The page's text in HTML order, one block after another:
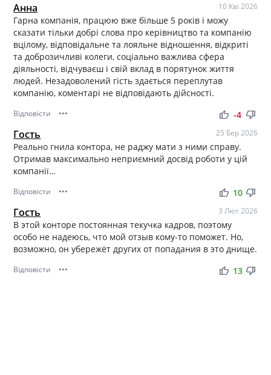
Анна 10 Кві 2026
Гарна компанія, працюю вже більше 5 років і можу
сказати тільки добрі слова про керівництво та компанію
вцілому, відповідальне та лояльне відношення, відкриті
та доброзичливі колеги, соціально важлива сфера
діяльності, відчуваєш і свій вклад в порятунок життя
людей. Незадоволений гість здається переплутав
компанію, коментарі не відповідають дійсності.
Відповісти ••• thumb_up thumb_down
-4
Гость 25 Бер 2026
Реально гнила контора, не раджу мати з ними справу.
Отримав максимально неприємний досвід роботи у цій
компанії…
Відповісти ••• thumb_up thumb_down
10
Гость 3 Лют 2026
В этой конторе постоянная текучка кадров, поэтому
особо не надеюсь, что мой отзыв кому-то поможет. Но,
возможно, он убережёт других от попадания в это днище.
Відповісти ••• thumb_up thumb_down
13